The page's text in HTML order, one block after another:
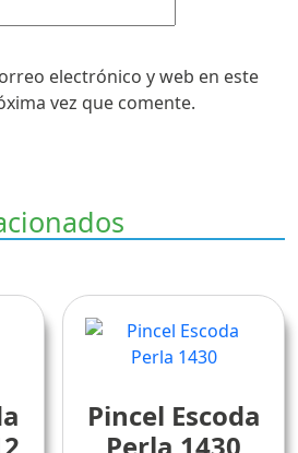
electrónico y web en este
vez que comente.
Pincel Escoda
Perla 1430